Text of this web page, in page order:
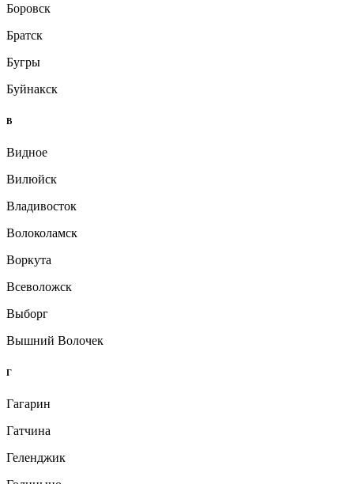
Боровск
Братск
Бугры
Буйнакск
В
Видное
Вилюйск
Владивосток
Волоколамск
Воркута
Всеволожск
Выборг
Вышний Волочек
Г
Гагарин
Гатчина
Геленджик